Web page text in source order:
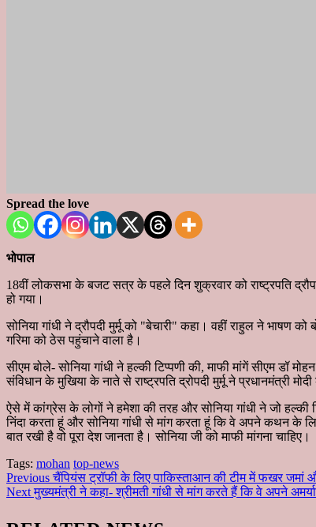
Spread the love
भोपाल
18वीं लोकसभा के बजट सत्र के पहले दिन शुक्रवार को राष्ट्रपति
हो गया।
सोनिया गांधी ने द्रौपदी मुर्मू को "बेचारी" कहा। वहीं राहुल ने भाषण
गरिमा को ठेस पहुंचाने वाला है।
सीएम बोले- सोनिया गांधी ने हल्की टिप्पणी की, माफी मांगें सीएम डॉ
संविधान के मुखिया के नाते से राष्ट्रपति द्रोपदी मुर्मू ने प्रधानमंत्री
ऐसे में कांग्रेस के लोगों ने हमेशा की तरह और सोनिया गांधी ने जो
निंदा करता हूं और सोनिया गांधी से मांग करता हूं कि वे अपने कथन के
बात रखी है वो पूरा देश जानता है। सोनिया जी को माफी मांगना चाहिए।
Tags: mohan top-news
Continue
Reading
Previousचैंपियंस ट्रॉफी के लिए पाकिस्ताआन की टीम में फखर जमां
Nextमुख्यमंत्री ने कहा- श्रीमती गांधी से मांग करते हैं कि वे अपने